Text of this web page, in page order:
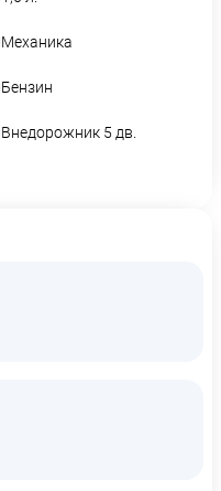
Механика
Бензин
Внедорожник 5 дв.